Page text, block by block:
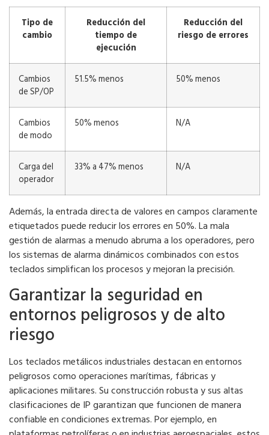
Tipo de
cambio
Reducción del
tiempo de
ejecución
Reducción del
riesgo de errores
Cambios
de SP/OP
51.5% menos 50% menos
Cambios
de modo
50% menos N/A
Carga del
operador
33% a 47% menos N/A
Además, la entrada directa de valores en campos claramente
etiquetados puede reducir los errores en 50%. La mala
gestión de alarmas a menudo abruma a los operadores, pero
los sistemas de alarma dinámicos combinados con estos
teclados simplifican los procesos y mejoran la precisión.
Garantizar la seguridad en
entornos peligrosos y de alto
riesgo
Los teclados metálicos industriales destacan en entornos
peligrosos como operaciones marítimas, fábricas y
aplicaciones militares. Su construcción robusta y sus altas
clasificaciones de IP garantizan que funcionen de manera
confiable en condiciones extremas. Por ejemplo, en